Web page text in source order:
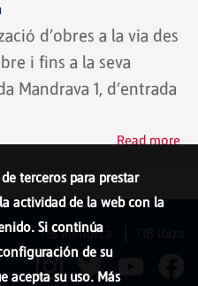
d’obres a la via des
i fins a la seva
Mandrava 1, d’entrada
Read more
terceros para prestar
actividad de la web con la
Si continúa
de su
acepta su uso. Más
TIB Menorca